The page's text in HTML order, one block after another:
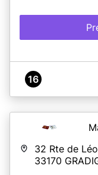
A propos de
minutes. Nous
réception de cet
inutilement votre
16
32 Rte de
33170